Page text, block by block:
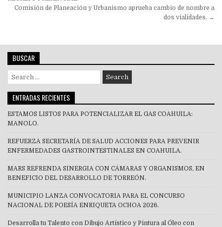
entradas
Comisión de Planeación y Urbanismo aprueba cambio de nombre a
dos vialidades. →
BUSCAR
Search
for:
ENTRADAS RECIENTES
ESTAMOS LISTOS PARA POTENCIALIZAR EL GAS COAHUILA:
MANOLO.
REFUERZA SECRETARÍA DE SALUD ACCIONES PARA PREVENIR
ENFERMEDADES GASTROINTESTINALES EN COAHUILA.
MARS REFRENDA SINERGIA CON CÁMARAS Y ORGANISMOS, EN
BENEFICIO DEL DESARROLLO DE TORREÓN.
MUNICIPIO LANZA CONVOCATORIA PARA EL CONCURSO
NACIONAL DE POESÍA ENRIQUETA OCHOA 2026.
Desarrolla tu Talento con Dibujo Artístico y Pintura al Óleo con